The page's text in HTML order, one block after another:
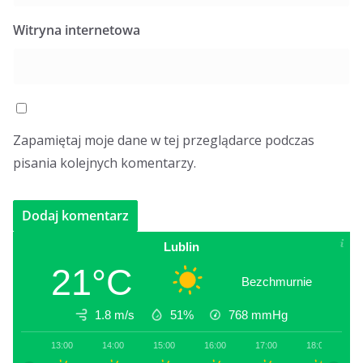
Witryna internetowa
Zapamiętaj moje dane w tej przeglądarce podczas
pisania kolejnych komentarzy.
Lublin
21°C Bezchmurnie
1.8 m/s 51% 768 mmHg
13:00 14:00 15:00 16:00 17:00 18:00